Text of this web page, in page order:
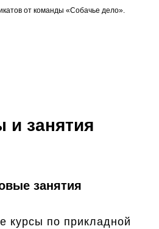
от команды «Собачье дело».
и занятия
занятия
курсы по прикладной